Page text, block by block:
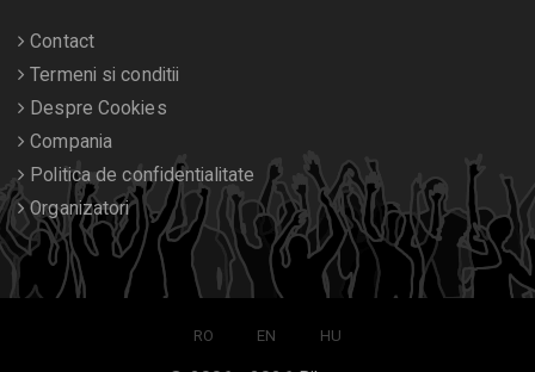
Contact
Termeni si conditii
Despre Cookies
Compania
Politica de confidentialitate
Organizatori
RO EN HU